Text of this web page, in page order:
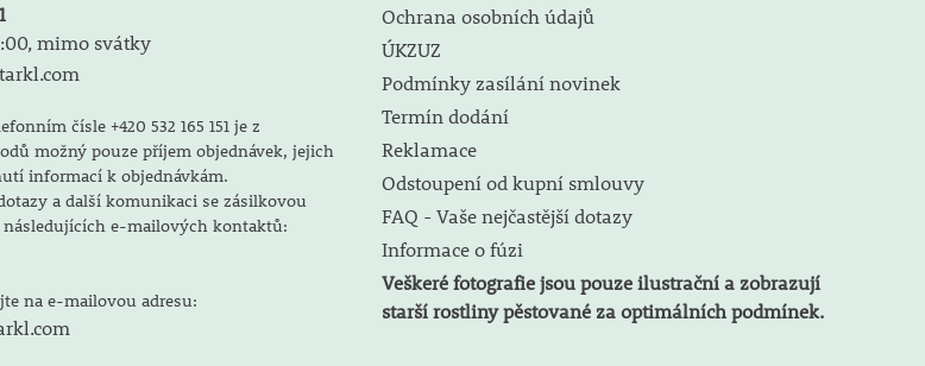
mimo svátky
čísle +420 532 165 151 je z
možný pouze příjem objednávek, jejich
informací k objednávkám.
a další komunikaci se zásilkovou
e-mailových kontaktů:
na e-mailovou adresu:
Ochrana osobních údajů
ÚKZUZ
Podmínky zasílání novinek
Termín dodání
Reklamace
Odstoupení od kupní smlouvy
FAQ - Vaše nejčastější dotazy
Informace o fúzi
Veškeré fotografie jsou pouze ilustrační a zobrazují
starší rostliny pěstované za optimálních podmínek.